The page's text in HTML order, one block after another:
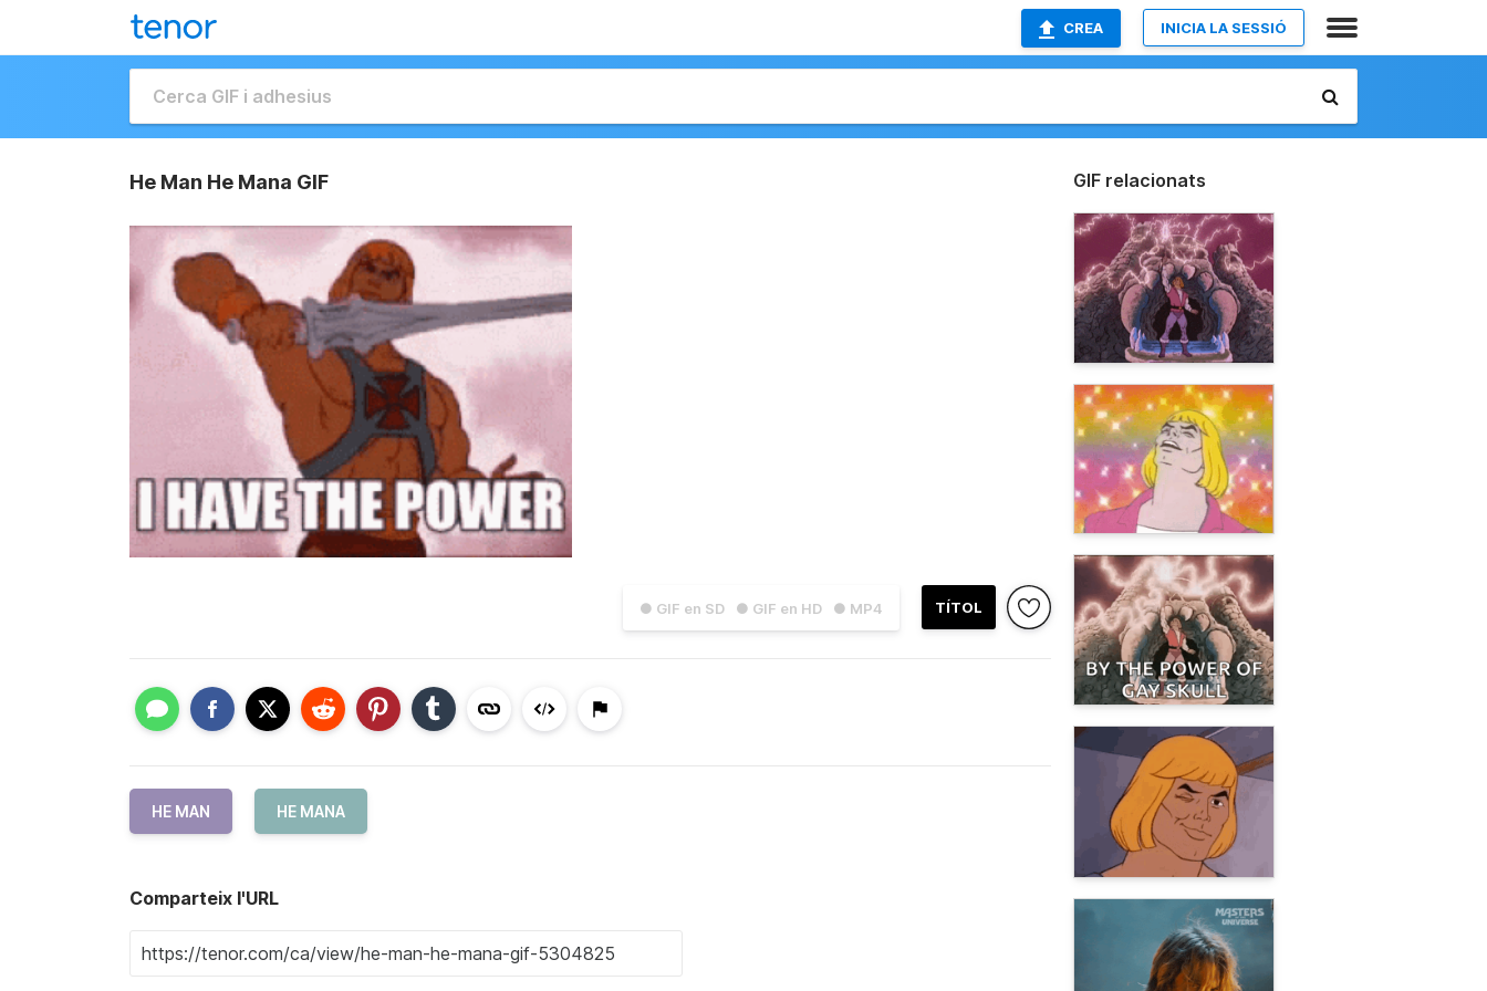
CREA INICIA LA SESSIÓ
He Man He Mana GIF
● GIF en SD ● GIF en HD ● MP4 TÍTOL
HE MAN HE MANA
Comparteix l'URL
GIF relacionats